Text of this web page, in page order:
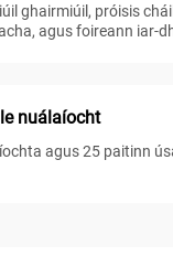
ghairmiúil, próisis
agus foireann iar-
nuálaíocht
agus 25 paitinn